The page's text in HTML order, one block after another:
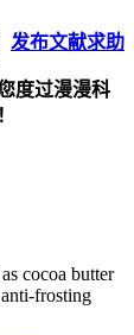
发布文献求助
度过漫漫科
cocoa butter
frosting